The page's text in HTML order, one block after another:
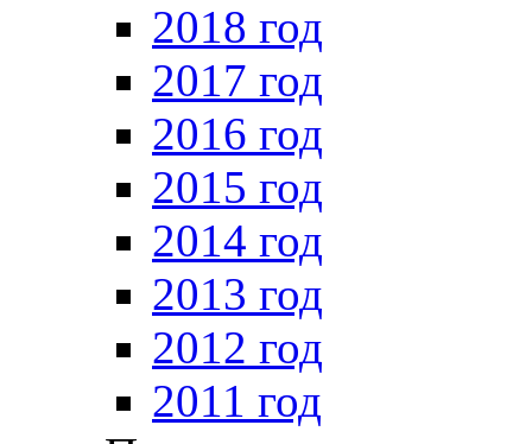
2018 год
2017 год
2016 год
2015 год
2014 год
2013 год
2012 год
2011 год